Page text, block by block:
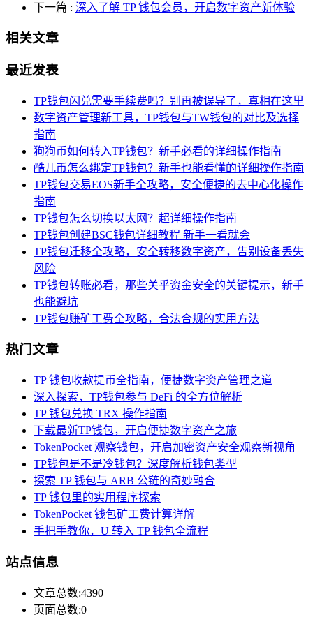
下一篇 : 深入了解 TP 钱包会员，开启数字资产新体验
相关文章
最近发表
TP钱包闪兑需要手续费吗？别再被误导了，真相在这里
数字资产管理新工具，TP钱包与TW钱包的对比及选择
指南
狗狗币如何转入TP钱包？新手必看的详细操作指南
酷儿币怎么绑定TP钱包？新手也能看懂的详细操作指南
TP钱包交易EOS新手全攻略，安全便捷的去中心化操作
指南
TP钱包怎么切换以太网？超详细操作指南
TP钱包创建BSC钱包详细教程 新手一看就会
TP钱包迁移全攻略，安全转移数字资产，告别设备丢失
风险
TP钱包转账必看，那些关乎资金安全的关键提示，新手
也能避坑
TP钱包赚矿工费全攻略，合法合规的实用方法
热门文章
TP 钱包收款提币全指南，便捷数字资产管理之道
深入探索，TP钱包参与 DeFi 的全方位解析
TP 钱包兑换 TRX 操作指南
下载最新TP钱包，开启便捷数字资产之旅
TokenPocket 观察钱包，开启加密资产安全观察新视角
TP钱包是不是冷钱包？深度解析钱包类型
探索 TP 钱包与 ARB 公链的奇妙融合
TP 钱包里的实用程序探索
TokenPocket 钱包矿工费计算详解
手把手教你，U 转入 TP 钱包全流程
站点信息
文章总数:4390
页面总数:0